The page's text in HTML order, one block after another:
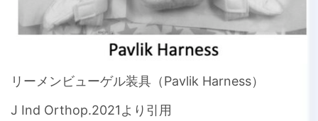
リーメンビューゲル装具（Pavlik Harness）
J Ind Orthop.2021より引用